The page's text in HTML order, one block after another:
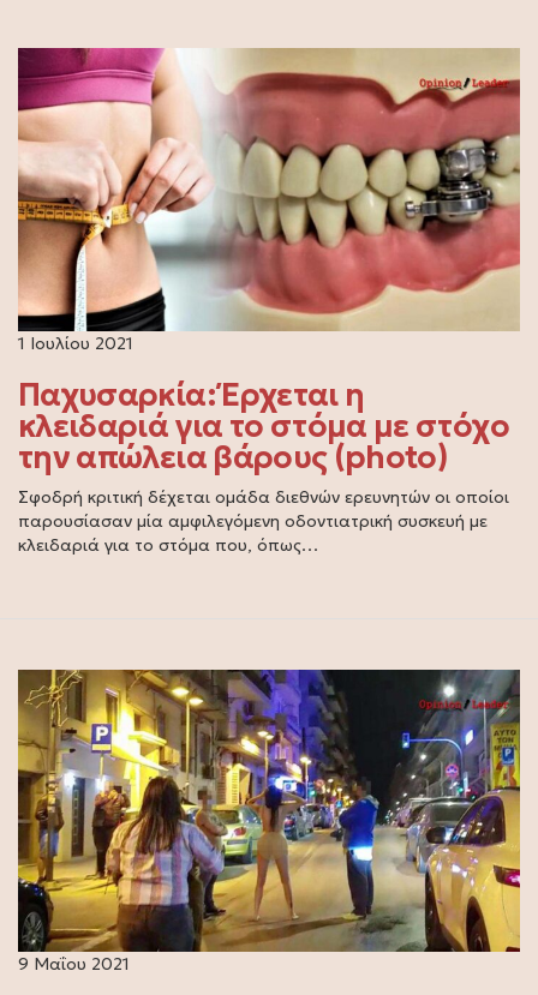
1 Ιουλίου 2021
Παχυσαρκία: Έρχεται η
κλειδαριά για το στόμα με στόχο
την απώλεια βάρους (photo)
Σφοδρή κριτική δέχεται ομάδα διεθνών ερευνητών οι οποίοι
παρουσίασαν μία αμφιλεγόμενη οδοντιατρική συσκευή με
κλειδαριά για το στόμα που, όπως…
9 Μαΐου 2021